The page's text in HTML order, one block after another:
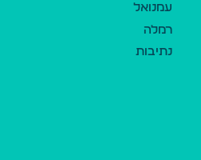
עמנואל
רמלה
נתיבות